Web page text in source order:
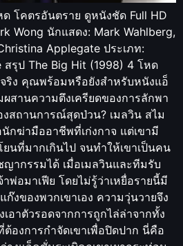
โคตรอันตราย ดูหนังชัด Full HD
Wong นักแสดง: Mark Wahlberg,
Applegate ประเภท:
สรุป The Big Hit (1998) 4 โหด
ริง คุณพร้อมหรือยังสำหรับหนังแอ็
สานความตึงเครียดของการลักพา
สถานการณ์สุดป่วน? เมลวิน สไม
กฆ่ามืออาชีพที่เก่งกาจ แต่เขามี
ที่มากเกินไป จนทำให้เขาเป็นคน
ญากรรมได้ เมื่อเมลวินและทีมรับ
พ่อมาเฟีย โดยไม่รู้ว่าเหยื่อรายนี้มี
งของพวกเขาเอง ความวุ่นวายจึง
อาตัวรอดจากการถูกไล่ล่าจากทั้ง
องการกำจัดเขาเพื่อปิดปาก นี่คือ